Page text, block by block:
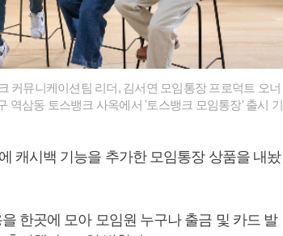
커뮤니케이션팀 리더, 김서연 모임통장 프로덕트 오너
역삼동 토스뱅크 사옥에서 '토스뱅크 모임통장' 출시 기
캐시백 기능을 추가한 모임통장 상품을 내놨
한곳에 모아 모임원 누구나 출금 및 카드 발